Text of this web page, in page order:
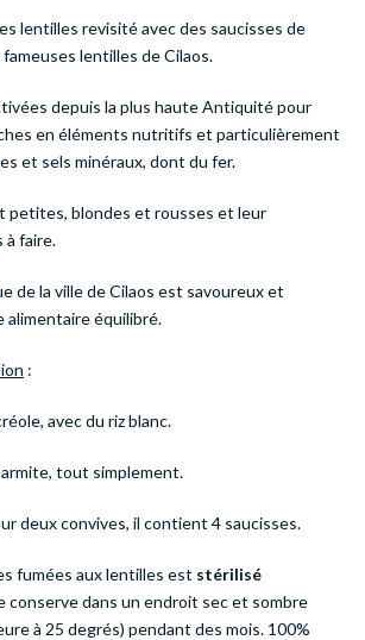
lentilles revisité avec des saucisses de
lentilles de Cilaos.
depuis la plus haute Antiquité pour
en éléments nutritifs et particulièrement
et sels minéraux, dont du fer.
petites, blondes et rousses et leur
à faire.
de la ville de Cilaos est savoureux et
alimentaire équilibré.
:
avec du riz blanc.
tout simplement.
deux convives, il contient 4 saucisses.
fumées aux lentilles est stérilisé
conserve dans un endroit sec et sombre
à 25 degrés) pendant des mois. 100%